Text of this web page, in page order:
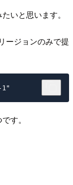
いと思います。
ージョンのみで提
す。